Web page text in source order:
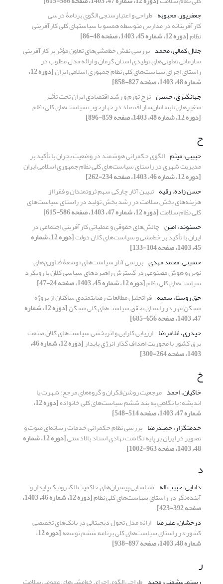
جعفرپور، محبوبه طراحی و اعتبارسنجی الگوی برنامۀ درسی
کارآفرینانه در مدارس متوسطه همسو با سیاست‏های کلی کارآفرینی
نظام[دوره 12، شماره 45، 1403، صفحه 48-86]
جلال کمالی، محمد بررسی نقش خط‌مشی‌های تعاون مؤثر بر کارآفرینی
سازمانی تعاونی‌های تولیدی استان کرمان و ارائه مدل مطلوب در
راستای اجرای سیاست‌های کلی نظام جمهوری اسلامی ایران [دوره 12،
شماره 48، 1403، صفحه 827-858]
جهانگیری، حسین نرخ تورم و رشد اقتصادی ایران تحت تأثیر
متغیرهای نابسامان‌ساز اقتصاد در چهارچوب سیاست‌های کلی نظام
[دوره 12، شماره 48، 1403، صفحه 859-896]
ح
حبیبی، میثم الگوی حکمرانی هوشمند در وضعیت بحران با تأکید بر
مدیریت شهری در راستای سیاست‌های کلی نظام جمهوری اسلامی ایران
[دوره 12، شماره 46، 1403، صفحه 234-262]
حسن زاده، رقیه تبیین آثار چارکی سهم ثروتمندان و فقرا از
هزینه‌های بخش سلامت در رشد بخش تولید در راستای سیاست‌های
کلی نظام سلامت[دوره 12، شماره 47، 1403، صفحه 586-615]
حسنوند، امین چالش‌‌های حقوقی و عملیاتی کارآفرینی اجتماعی در
ایران با تأکید بر خط‌مشی و سیاست‌‌های کلان دولت [دوره 12، شماره
45، 1403، صفحه 104-133]
حسینی، محمد مهدی بررسی آثار سیاست‌‌های توسعۀ‌‌ فناوری‌‌های
نوین و هوش مصنوعی در گسترش راهبردهای سیاسی کلان با رویکرد
سیاست‌‌های کلی نظام[دوره 12، شماره 45، 1403، صفحه 24-47]
حق روستا، سمیه فراتحلیل مطالعاتِ رضایتمندی ساکنان از پروژة
مسکن مهر در راستای تحقق سیاست‌های کلی مسکن [دوره 12، شماره
47، 1403، صفحه 656-685]
حیدری، غلامرضا ارزیابی کارایی و اثربخشی سیاست‌های کلان صنعت
برق کشور با محوریت اهدافِ گذار انرژی پایدار [دوره 12، شماره 46،
1403، صفحه 264-300]
خ
خاکیان، احمد مرجعیت روشن‌فکران و گروه‌های مرجع: شهرت یا
اندیشه؛ با نگاهی به بند ششم سیاست‌های کلی خانواده [دوره 12،
شماره 47، 1403، صفحه 514-548]
خدمتگزار، حمیدرضا بررسی نظام حکمرانی خدمات رسانه‌ای صوت و
تصویر در ایران بر پایه نگاشت نهادی اسناد بالادستی [دوره 12، شماره
48، 1403، صفحه 963-1002]
د
دانایی، حبیب اله شناسایی پیشران‌های حاکمیت الکترونیک پایدار و
آینده‌نگر در راستای سیاست‌های کلی نظام [دوره 12، شماره 46، 1403،
صفحه 392-423]
درخشان، علیرضا ارائه مدل تحول دیجیتالی در بانک‌های تخصصی
کشور در راستای سیاست‌های کلی برنامه ششم توسعه [دوره 12،
شماره 48، 1403، صفحه 897-938]
ر